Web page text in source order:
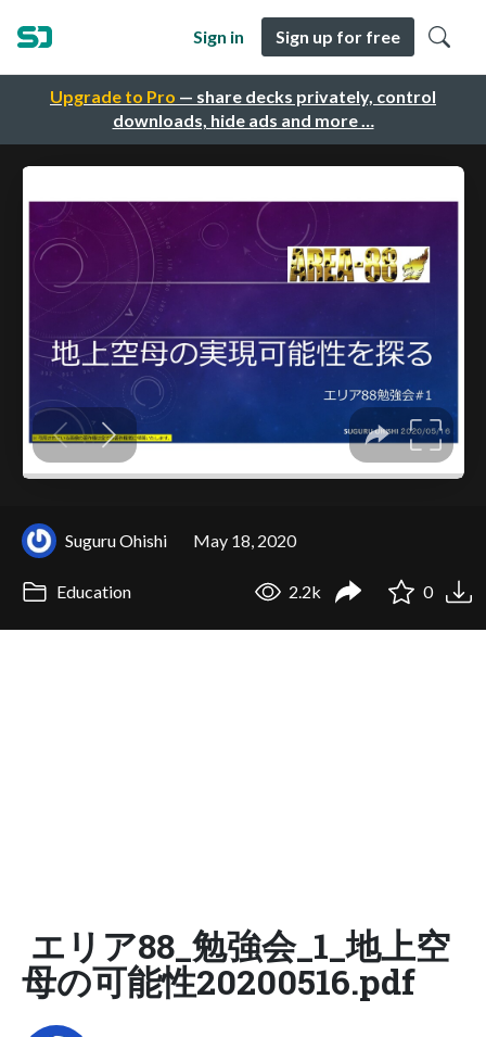
Upgrade to Pro — share decks privately, control
downloads, hide ads and more …
Sign in Sign up for free
Suguru Ohishi May 18, 2020
Education 2.2k 0
エリア88_勉強会_1_地上空
母の可能性20200516.pdf